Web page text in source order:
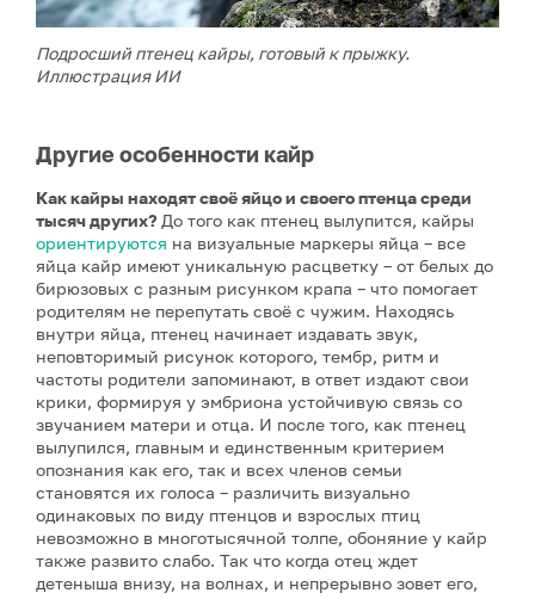
Подросший птенец кайры, готовый к прыжку.
Иллюстрация ИИ
Другие особенности кайр
Как кайры находят своё яйцо и своего птенца среди
тысяч других? До того как птенец вылупится, кайры
ориентируются на визуальные маркеры яйца – все
яйца кайр имеют уникальную расцветку – от белых до
бирюзовых с разным рисунком крапа – что помогает
родителям не перепутать своё с чужим. Находясь
внутри яйца, птенец начинает издавать звук,
неповторимый рисунок которого, тембр, ритм и
частоты родители запоминают, в ответ издают свои
крики, формируя у эмбриона устойчивую связь со
звучанием матери и отца. И после того, как птенец
вылупился, главным и единственным критерием
опознания как его, так и всех членов семьи
становятся их голоса – различить визуально
одинаковых по виду птенцов и взрослых птиц
невозможно в многотысячной толпе, обоняние у кайр
также развито слабо. Так что когда отец ждет
детеныша внизу, на волнах, и непрерывно зовет его,